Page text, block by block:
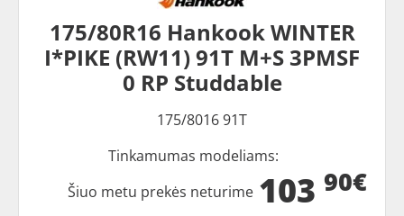
175/80R16 Hankook WINTER
I*PIKE (RW11) 91T M+S 3PMSF
0 RP Studdable
175/8016 91T
Tinkamumas modeliams:
103 90€
Šiuo metu prekės neturime